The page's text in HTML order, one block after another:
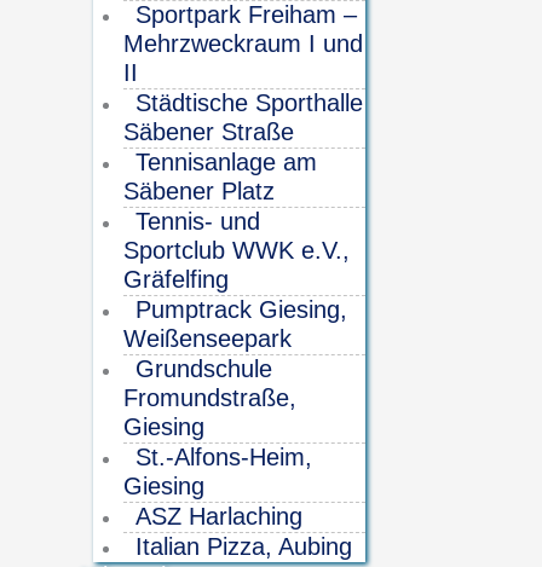
Sportpark Freiham –
Mehrzweckraum I und
II
Städtische Sporthalle
Säbener Straße
Tennisanlage am
Säbener Platz
Tennis- und
Sportclub WWK e.V.,
Gräfelfing
Pumptrack Giesing,
Weißenseepark
Grundschule
Fromundstraße,
Giesing
St.-Alfons-Heim,
Giesing
ASZ Harlaching
Italian Pizza, Aubing